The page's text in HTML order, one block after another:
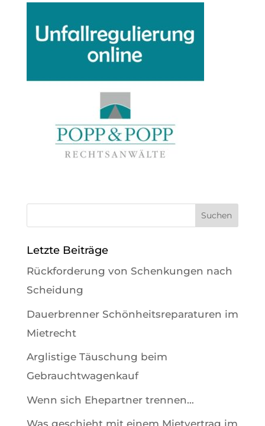
Letzte Beiträge
Rückforderung von Schenkungen nach
Scheidung
Dauerbrenner Schönheitsreparaturen im
Mietrecht
Arglistige Täuschung beim
Gebrauchtwagenkauf
Wenn sich Ehepartner trennen…
Was geschieht mit einem Mietvertrag im